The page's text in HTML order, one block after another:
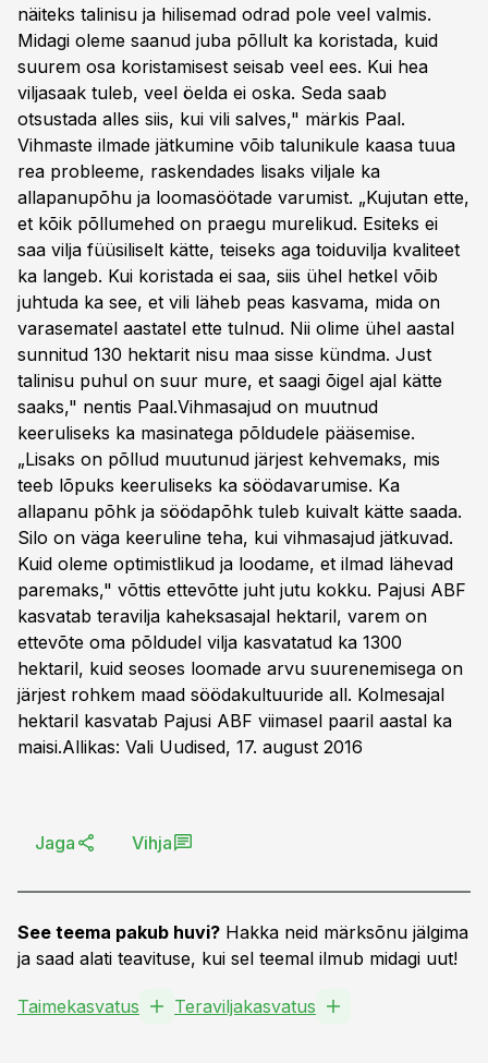
näiteks talinisu ja hilisemad odrad pole veel valmis.
Midagi oleme saanud juba põllult ka koristada, kuid
suurem osa koristamisest seisab veel ees. Kui hea
viljasaak tuleb, veel öelda ei oska. Seda saab
otsustada alles siis, kui vili salves," märkis Paal.
Vihmaste ilmade jätkumine võib talunikule kaasa tuua
rea probleeme, raskendades lisaks viljale ka
allapanupõhu ja loomasöötade varumist. „Kujutan ette,
et kõik põllumehed on praegu murelikud. Esiteks ei
saa vilja füüsiliselt kätte, teiseks aga toiduvilja kvaliteet
ka langeb. Kui koristada ei saa, siis ühel hetkel võib
juhtuda ka see, et vili läheb peas kasvama, mida on
varasematel aastatel ette tulnud. Nii olime ühel aastal
sunnitud 130 hektarit nisu maa sisse kündma. Just
talinisu puhul on suur mure, et saagi õigel ajal kätte
saaks," nentis Paal.Vihmasajud on muutnud
keeruliseks ka masinatega põldudele pääsemise.
„Lisaks on põllud muutunud järjest kehvemaks, mis
teeb lõpuks keeruliseks ka söödavarumise. Ka
allapanu põhk ja söödapõhk tuleb kuivalt kätte saada.
Silo on väga keeruline teha, kui vihmasajud jätkuvad.
Kuid oleme optimistlikud ja loodame, et ilmad lähevad
paremaks," võttis ettevõtte juht jutu kokku. Pajusi ABF
kasvatab teravilja kaheksasajal hektaril, varem on
ettevõte oma põldudel vilja kasvatatud ka 1300
hektaril, kuid seoses loomade arvu suurenemisega on
järjest rohkem maad söödakultuuride all. Kolmesajal
hektaril kasvatab Pajusi ABF viimasel paaril aastal ka
maisi.Allikas: Vali Uudised, 17. august 2016
Jaga Vihja
See teema pakub huvi? Hakka neid märksõnu jälgima
ja saad alati teavituse, kui sel teemal ilmub midagi uut!
Taimekasvatus Teraviljakasvatus